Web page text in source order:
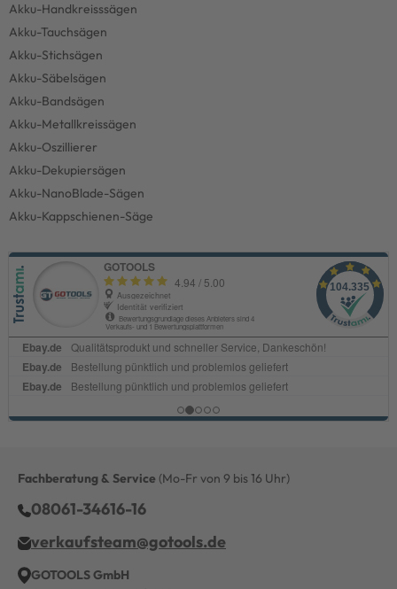
Akku-Handkreisssägen
Akku-Tauchsägen
Akku-Stichsägen
Akku-Säbelsägen
Akku-Bandsägen
Akku-Metallkreissägen
Akku-Oszillierer
Akku-Dekupiersägen
Akku-NanoBlade-Sägen
Akku-Kappschienen-Säge
Fachberatung & Service (Mo-Fr von 9 bis 16 Uhr)
08061-34616-16
verkaufsteam@gotools.de
GOTOOLS GmbH